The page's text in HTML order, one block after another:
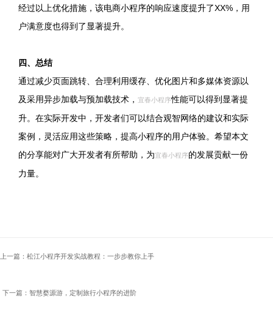
经过以上优化措施，该电商小程序的响应速度提升了XX%，用
户满意度也得到了显著提升。
四、总结
通过减少页面跳转、合理利用缓存、优化图片和多媒体资源以
及采用异步加载与预加载技术， 宜春小程序性能可以得到显著提
升。在实际开发中，开发者们可以结合观智网络的建议和实际
案例，灵活应用这些策略，提高小程序的用户体验。希望本文
的分享能对广大开发者有所帮助，为宜春小程序的发展贡献一份
力量。
上一篇：松江小程序开发实战教程：一步步教你上手
下一篇：智慧婺源游，定制旅行小程序的进阶